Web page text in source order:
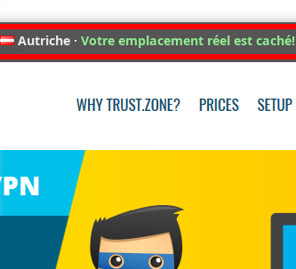
Autriche · Votre emplacement réel est caché!